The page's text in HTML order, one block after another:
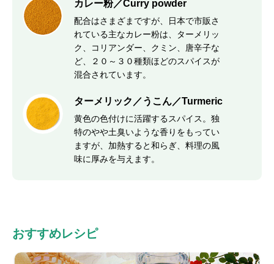
カレー粉／Curry powder
配合はさまざまですが、日本で市販さ
れている主なカレー粉は、ターメリッ
ク、コリアンダー、クミン、唐辛子な
ど、２０～３０種類ほどのスパイスが
混合されています。
ターメリック／うこん／Turmeric
黄色の色付けに活躍するスパイス。独
特のやや土臭いような香りをもってい
ますが、加熱すると和らぎ、料理の風
味に厚みを与えます。
おすすめレシピ